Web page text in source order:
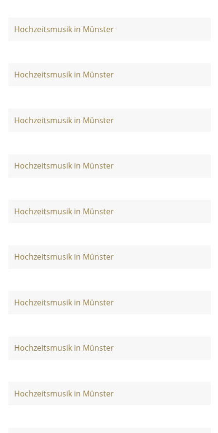
Hochzeitsmusik in Münster
Hochzeitsmusik in Münster
Hochzeitsmusik in Münster
Hochzeitsmusik in Münster
Hochzeitsmusik in Münster
Hochzeitsmusik in Münster
Hochzeitsmusik in Münster
Hochzeitsmusik in Münster
Hochzeitsmusik in Münster